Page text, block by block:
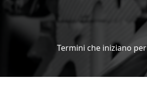
Termini che iniziano per